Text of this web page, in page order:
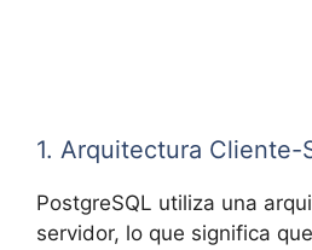
1. Arquitectura Cliente-
PostgreSQL utiliza una
servidor, lo que significa